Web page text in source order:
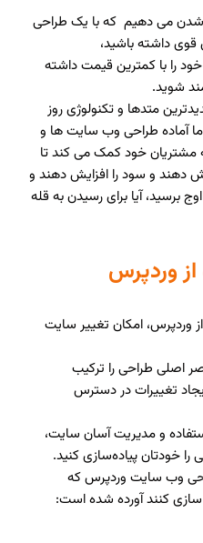
می دهیم که با یک طراحی
داشته باشید،
را با کمترین قیمت داشته
شوید.
متدها و تکنولوژی روز
آماده طراحی وب سایت ها و
مشتریان خود کمک می کند تا
دهند و سود را افزایش دهند و
برسید، آیا برای رسیدن به قله
از وردپرس
از وردپرس، امکان تغییر سایت
اصلی طراحی را ترکیب
تغییرات در دسترس
و مدیریت آسان سایت،
را خودتان پیاده‌سازی کنید.
وب سایت وردپرس که
کنند آورده شده است: